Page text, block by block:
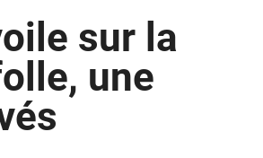
sur la
une